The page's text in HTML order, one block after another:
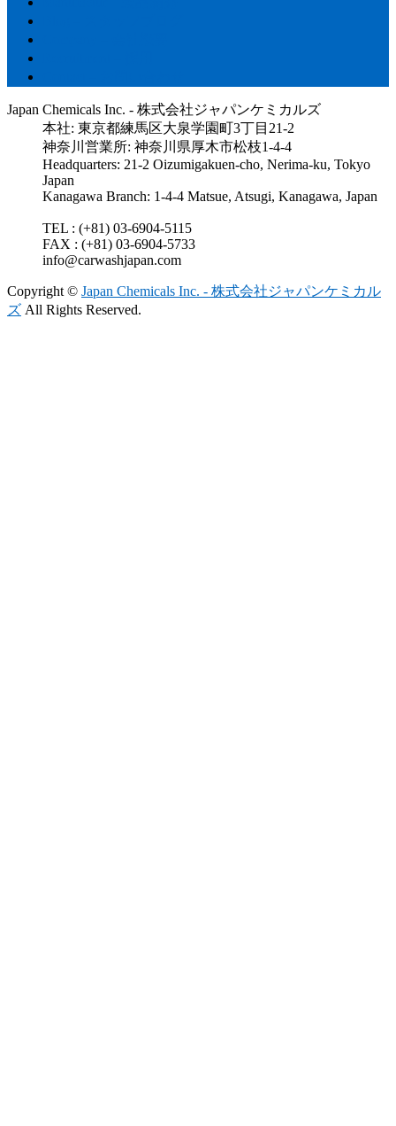
Japan Chemicals Inc. - 株式会社ジャパンケミカルズ
本社: 東京都練馬区大泉学園町3丁目21-2
神奈川営業所: 神奈川県厚木市松枝1-4-4
Headquarters: 21-2 Oizumigakuen-cho, Nerima-ku, Tokyo
Japan
Kanagawa Branch: 1-4-4 Matsue, Atsugi, Kanagawa, Japan
TEL : (+81) 03-6904-5115
FAX : (+81) 03-6904-5733
info@carwashjapan.com
Copyright © Japan Chemicals Inc. - 株式会社ジャパンケミカル
ズ All Rights Reserved.